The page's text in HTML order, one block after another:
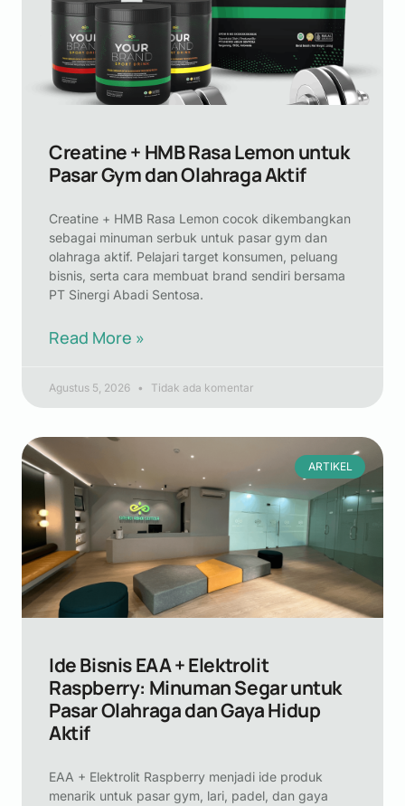
Creatine + HMB Rasa Lemon untuk
Pasar Gym dan Olahraga Aktif
Creatine + HMB Rasa Lemon cocok dikembangkan
sebagai minuman serbuk untuk pasar gym dan
olahraga aktif. Pelajari target konsumen, peluang
bisnis, serta cara membuat brand sendiri bersama
PT Sinergi Abadi Sentosa.
Read More »
Agustus 5, 2026 Tidak ada komentar
ARTIKEL
Ide Bisnis EAA + Elektrolit
Raspberry: Minuman Segar untuk
Pasar Olahraga dan Gaya Hidup
Aktif
EAA + Elektrolit Raspberry menjadi ide produk
menarik untuk pasar gym, lari, padel, dan gaya